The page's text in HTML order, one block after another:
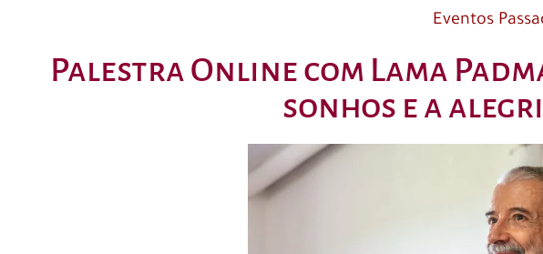
Eventos
Palestra Online com Lama
sonhos e a